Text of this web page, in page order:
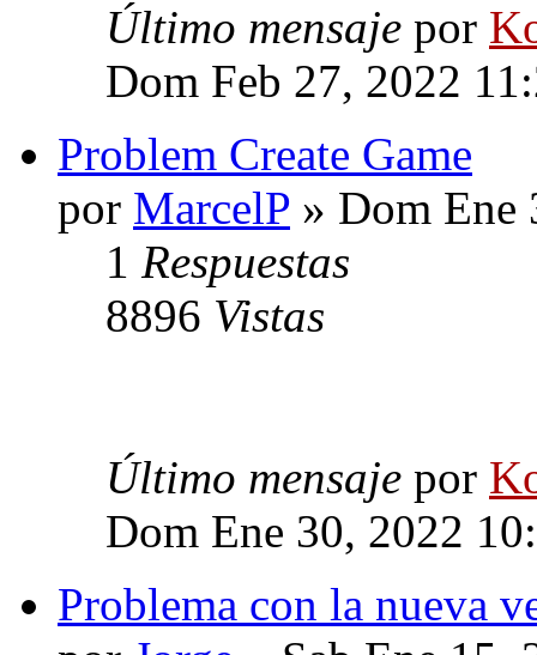
Último mensaje por
Dom Feb 27, 2022
Problem Create Game
por MarcelP » Dom Ene
1 Respuestas
8896 Vistas
Último mensaje por
Dom Ene 30, 2022
Problema con la nueva